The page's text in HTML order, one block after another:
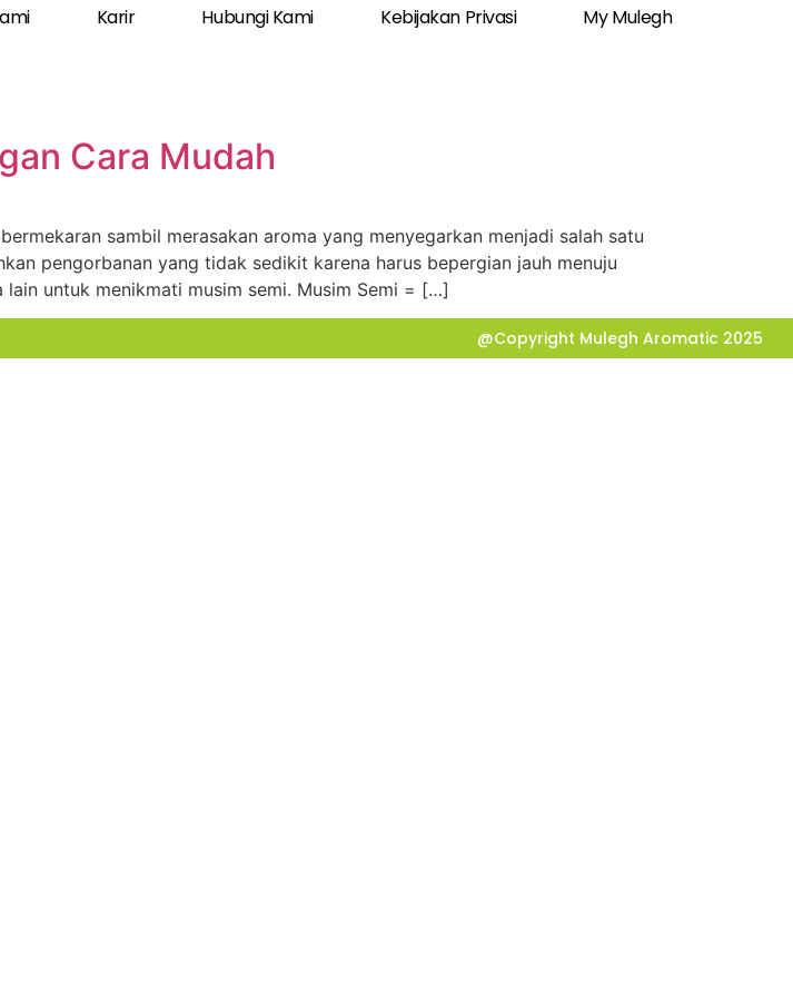
Karir Hubungi Kami Kebijakan Privasi My Mulegh
Cara Mudah
sambil merasakan aroma yang menyegarkan menjadi salah satu
pengorbanan yang tidak sedikit karena harus bepergian jauh menuju
untuk menikmati musim semi. Musim Semi = […]
@Copyright Mulegh Aromatic 2025